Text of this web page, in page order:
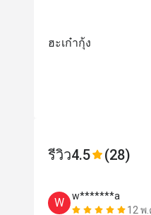
ฮะเก๋ากุ้ง
รีวิว4.5 (28)
W
w*******a
12 พ